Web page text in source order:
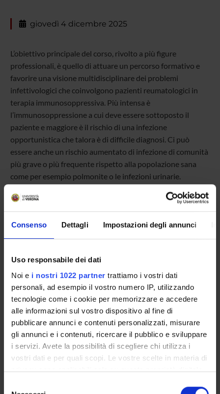
Consenso Dettagli Impostazioni degli annunci
Uso responsabile dei dati
Noi e i nostri 1022 partner trattiamo i vostri dati
personali, ad esempio il vostro numero IP, utilizzando
tecnologie come i cookie per memorizzare e accedere
alle informazioni sul vostro dispositivo al fine di
pubblicare annunci e contenuti personalizzati, misurare
gli annunci e i contenuti, ricercare il pubblico e sviluppare
i servizi. Avete la possibilità di scegliere chi utilizza i
vostri dati e per quali scopi. Le vostre scelte in materia di
privacy sono applicabili solo su questa proprietà digitale
giovedì 4 dicembre 2025
L’obiettivo principale del corso, rivolto a più figure
professionali, è quello di attuare un percorso formativo e
favorire una visione multidisciplinare dei problemi
infettivologici che coinvolgono pazienti reumatologici in
terapia immunosoppressiva. Più intensa è
l’immunosoppressione a cui deve essere sottoposto il
paziente e maggiore è il rischio di una infezione
opportunistica che talora è di difficile diagnosi. Ci può
essere anche un rischio aumentato di infezione di comunità
più grave o più frequente rispetto alla popolazione sana
come per esempio polmonite o le infezioni urinarie.
Maurizio Rossini
Antonio Carletto
Maurizio Rossini
Dipartimento
Medicina
GOVERNANCE